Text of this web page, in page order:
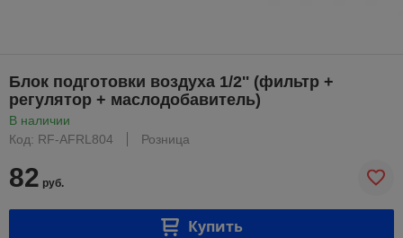
Блок подготовки воздуха 1/2'' (фильтр +
регулятор + маслодобавитель)
В наличии
Код: RF-AFRL804
Розница
82 руб.
Купить